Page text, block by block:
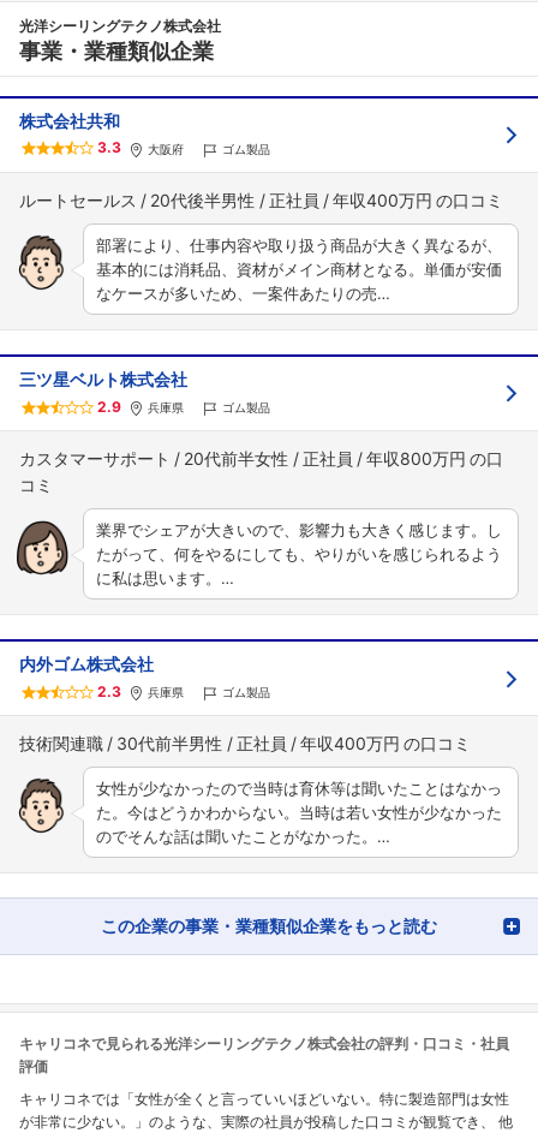
光洋シーリングテクノ株式会社
事業・業種類似企業
株式会社共和
3.3 大阪府 ゴム製品
ルートセールス 20代後半男性 正社員 年収400万円
部署により、仕事内容や取り扱う商品が大きく異なるが、
基本的には消耗品、資材がメイン商材となる。単価が安価
なケースが多いため、一案件あたりの売…
三ツ星ベルト株式会社
2.9 兵庫県 ゴム製品
カスタマーサポート 20代前半女性 正社員 年収800万円
業界でシェアが大きいので、影響力も大きく感じます。し
たがって、何をやるにしても、やりがいを感じられるよう
に私は思います。…
内外ゴム株式会社
2.3 兵庫県 ゴム製品
技術関連職 30代前半男性 正社員 年収400万円
女性が少なかったので当時は育休等は聞いたことはなかっ
た。今はどうかわからない。当時は若い女性が少なかった
のでそんな話は聞いたことがなかった。…
この企業の事業・業種類似企業をもっと読む
キャリコネで見られる光洋シーリングテクノ株式会社の評判・口コミ・社員
評価
キャリコネでは「女性が全くと言っていいほどいない。特に製造部門は女性
が非常に少ない。」のような、実際の社員が投稿した口コミが観覧でき、 他